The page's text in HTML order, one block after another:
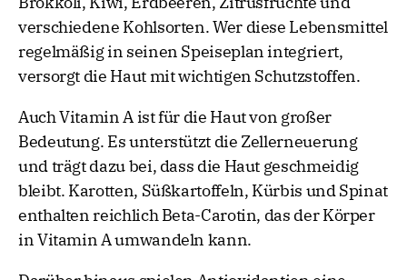
verschiedene Kohlsorten. Wer diese Lebensmittel
regelmäßig in seinen Speiseplan integriert,
versorgt die Haut mit wichtigen Schutzstoffen.
Auch Vitamin A ist für die Haut von großer
Bedeutung. Es unterstützt die Zellerneuerung
und trägt dazu bei, dass die Haut geschmeidig
bleibt. Karotten, Süßkartoffeln, Kürbis und Spinat
enthalten reichlich Beta-Carotin, das der Körper
in Vitamin A umwandeln kann.